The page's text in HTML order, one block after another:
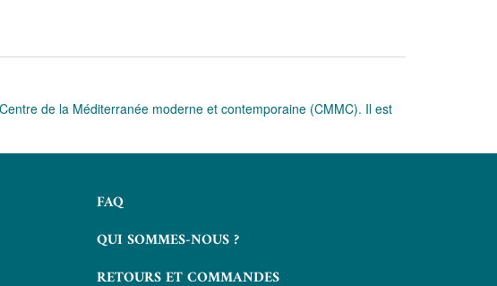
de la Méditerranée moderne et contemporaine (CMMC). Il est
FAQ
QUI SOMMES-NOUS ?
RETOURS ET COMMANDES